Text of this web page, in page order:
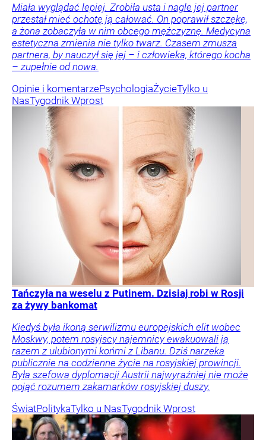
Miała wyglądać lepiej. Zrobiła usta i nagle jej partner
przestał mieć ochotę ją całować. On poprawił szczękę,
a żona zobaczyła w nim obcego mężczyznę. Medycyna
estetyczna zmienia nie tylko twarz. Czasem zmusza
partnera, by nauczył się jej – i człowieka, którego kocha
– zupełnie od nowa.
Opinie i komentarzePsychologiaŻycieTylko u
NasTygodnik Wprost
Tańczyła na weselu z Putinem. Dzisiaj robi w Rosji
za żywy bankomat
Kiedyś była ikoną serwilizmu europejskich elit wobec
Moskwy, potem rosyjscy najemnicy ewakuowali ją
razem z ulubionymi końmi z Libanu. Dziś narzeka
publicznie na codzienne życie na rosyjskiej prowincji.
Była szefowa dyplomacji Austrii najwyraźniej nie może
pojąć rozumem zakamarków rosyjskiej duszy.
ŚwiatPolitykaTylko u NasTygodnik Wprost